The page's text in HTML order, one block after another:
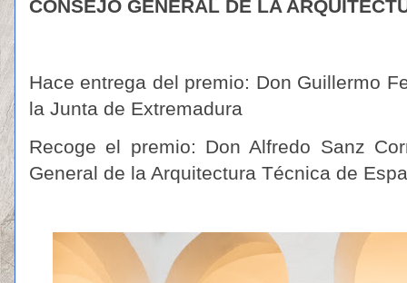
CONSEJO GENERAL DE LA
Hace entrega del premio: Don Guillermo
la Junta de Extremadura
Recoge el premio: Don Alfredo Sanz
General de la Arquitectura Técnica de